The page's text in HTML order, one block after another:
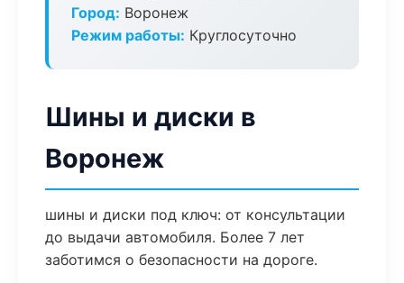
Город: Воронеж
Режим работы: Круглосуточно
Шины и диски в
Воронеж
шины и диски под ключ: от консультации
до выдачи автомобиля. Более 7 лет
заботимся о безопасности на дороге.